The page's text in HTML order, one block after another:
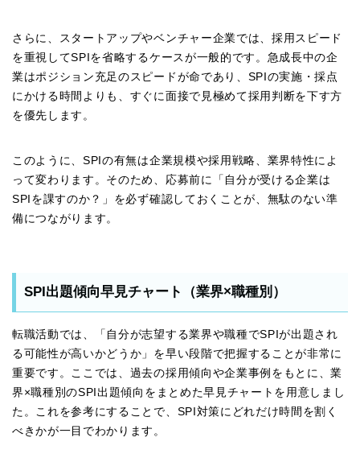
さらに、スタートアップやベンチャー企業では、採用スピード
を重視してSPIを省略するケースが一般的です。急成長中の企
業はポジション充足のスピードが命であり、SPIの実施・採点
にかける時間よりも、すぐに面接で見極めて採用判断を下す方
を優先します。
このように、SPIの有無は企業規模や採用戦略、業界特性によ
って変わります。そのため、応募前に「自分が受ける企業は
SPIを課すのか？」を必ず確認しておくことが、無駄のない準
備につながります。
SPI出題傾向早見チャート（業界×職種別）
転職活動では、「自分が志望する業界や職種でSPIが出題され
る可能性が高いかどうか」を早い段階で把握することが非常に
重要です。ここでは、過去の採用傾向や企業事例をもとに、業
界×職種別のSPI出題傾向をまとめた早見チャートを用意しまし
た。これを参考にすることで、SPI対策にどれだけ時間を割く
べきかが一目でわかります。